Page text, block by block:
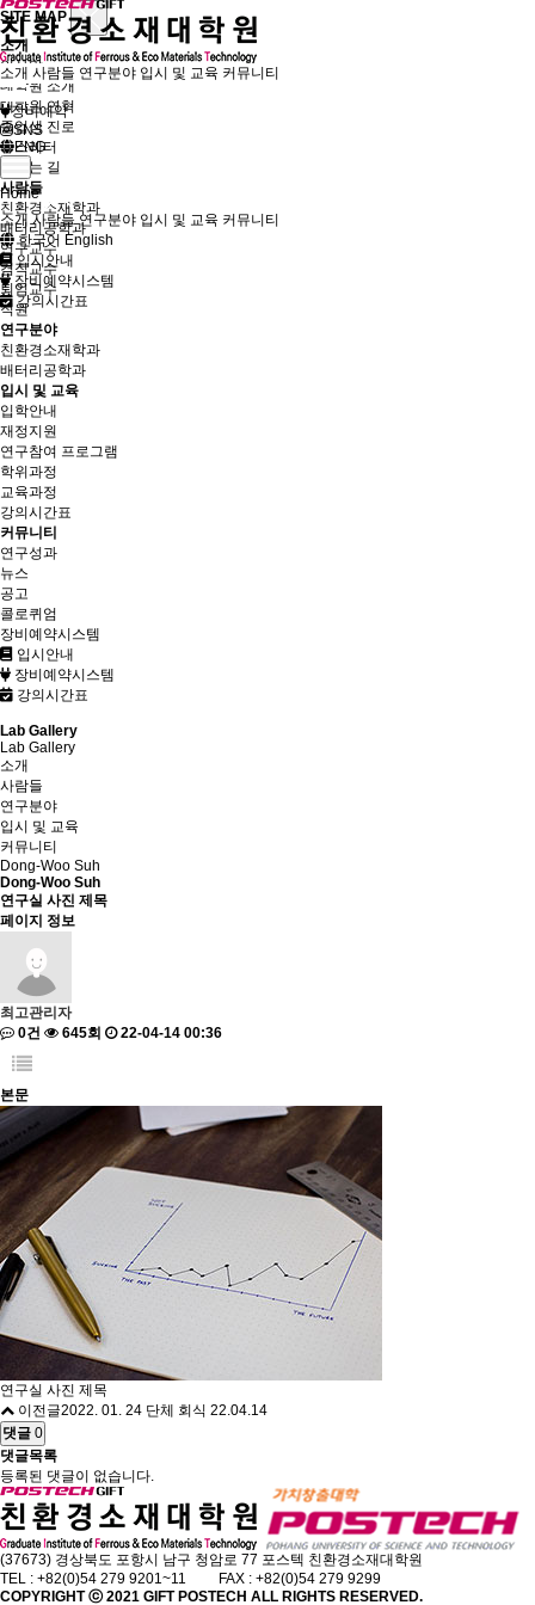
SITE MAP
소개
인사말
대학원 소개
대학원 연혁
졸업생 진로
뉴스레터
오시는 길
사람들
친환경소재학과
배터리공학과
연구교수
겸직교수
퇴임교수
직원
연구분야
친환경소재학과
배터리공학과
입시 및 교육
입학안내
재정지원
연구참여 프로그램
학위과정
교육과정
강의시간표
커뮤니티
연구성과
뉴스
공고
콜로퀴엄
장비예약시스템
입시안내
장비예약시스템
강의시간표
소개 사람들 연구분야 입시 및 교육 커뮤니티
장비예약
SNS
ENG
Home
소개 사람들 연구분야 입시 및 교육 커뮤니티
한국어 English
입시안내
장비예약시스템
강의시간표
Lab Gallery
Lab Gallery
소개
사람들
연구분야
입시 및 교육
커뮤니티
Dong-Woo Suh
Dong-Woo Suh
연구실 사진 제목
페이지 정보
최고관리자
0건
645회 22-04-14 00:36
본문
연구실 사진 제목
이전글2022. 01. 24 단체 회식 22.04.14
댓글 0
댓글목록
등록된 댓글이 없습니다.
(37673) 경상북도 포항시 남구 청암로 77 포스텍 친환경소재대학원
TEL : +82(0)54 279 9201~11 FAX : +82(0)54 279 9299
COPYRIGHT ⓒ 2021 GIFTPOSTECH ALL RIGHTS RESERVED.